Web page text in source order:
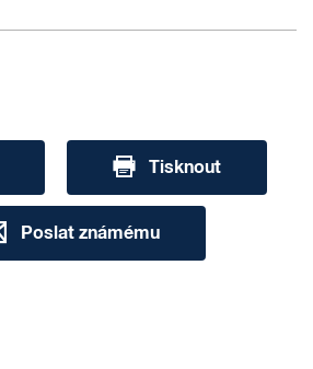
Tisknout
Poslat známému